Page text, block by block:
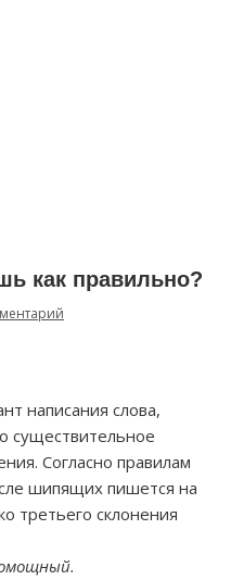
как правильно?
написания слова,
существительное
Согласно правилам
шипящих пишется на
третьего склонения